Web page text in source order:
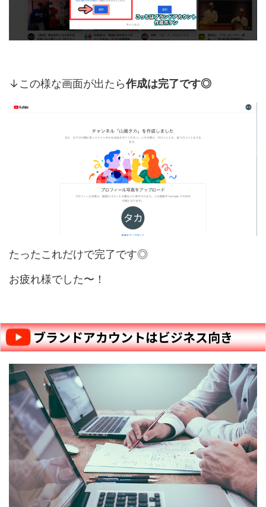
↓この様な画面が出たら作成は完了です◎
たったこれだけで完了です◎
お疲れ様でした〜！
ブランドアカウントはビジネス向き